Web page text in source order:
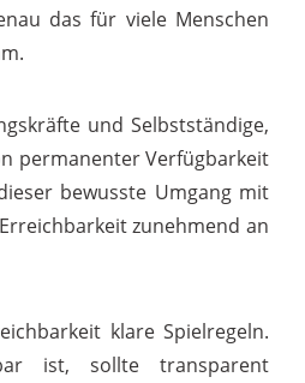
das für viele Menschen
und Selbstständige,
permanenter Verfügbarkeit
bewusste Umgang mit
zunehmend an
klare Spielregeln.
ist, sollte transparent